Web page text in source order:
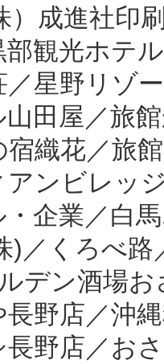
）成進社印
観光ホテ
／星野リゾ
山田屋／旅
宿織花／旅
アンビレッ
企業／白
)／くろべ
デン酒場
野店／沖
野店／お